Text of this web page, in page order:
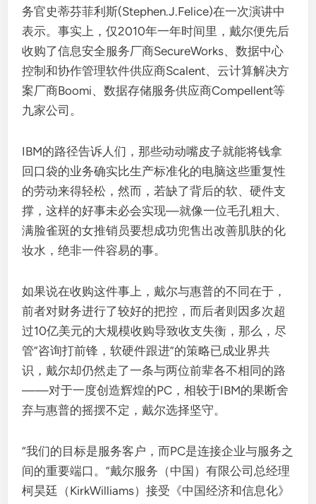
务官史蒂芬菲利斯(Stephen.J.Felice)在一次演讲中
表示。事实上，仅2010年一年时间里，戴尔便先后
收购了信息安全服务厂商SecureWorks、数据中心
控制和协作管理软件供应商Scalent、云计算解决方
案厂商Boomi、数据存储服务供应商Compellent等
九家公司。
IBM的路径告诉人们，那些动动嘴皮子就能将钱拿
回口袋的业务确实比生产标准化的电脑这些重复性
的劳动来得轻松，然而，若缺了背后的软、硬件支
撑，这样的好事未必会实现—就像一位毛孔粗大、
满脸雀斑的女推销员要想成功兜售出改善肌肤的化
妆水，绝非一件容易的事。
如果说在收购这件事上，戴尔与惠普的不同在于，
前者对财务进行了较好的把控，而后者则因多次超
过10亿美元的大规模收购导致收支失衡，那么，尽
管“咨询打前锋，软硬件跟进”的策略已成业界共
识，戴尔却仍然走了一条与两位前辈各不相同的路
——对于一度创造辉煌的PC，相较于IBM的果断舍
弃与惠普的摇摆不定，戴尔选择坚守。
“我们的目标是服务客户，而PC是连接企业与服务之
间的重要端口。”戴尔服务（中国）有限公司总经理
柯昊廷（KirkWilliams）接受《中国经济和信息化》